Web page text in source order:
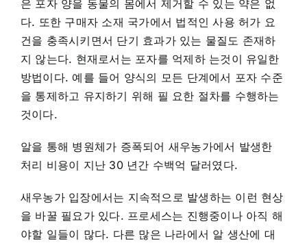
은 포자 양을 동물의 몸에서 제거할 수 있는 약은 없
다. 또한 구매자 소재 국가에서 법적인 사용 허가 요
건을 충족시키면서 단기 효과가 있는 물질도 존재하
지 않는다. 현재로서는 포자를 억제하 는것이 유일한
방법이다. 예를 들어 양식의 모든 단계에서 포자 수준
을 통제하고 유지하기 위해 필 요한 절차를 수행하는
것이다.
알을 통해 병원체가 증폭되어 새우농가에서 발생한
처리 비용이 지난 30 년간 수백억 달러였다.
새우농가 입장에서는 지속적으로 발생하는 이런 현상
을 바꿀 필요가 있다. 프로세스는 진행중이나 아직 해
야할 일들이 많다. 다른 많은 나라에서 알 생산에 대